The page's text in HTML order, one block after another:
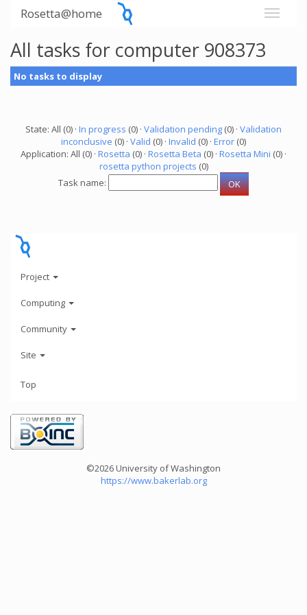
Rosetta@home
All tasks for computer 908373
No tasks to display
State: All (0) · In progress (0) · Validation pending (0) · Validation
inconclusive (0) · Valid (0) · Invalid (0) · Error (0)
Application: All (0) · Rosetta (0) · Rosetta Beta (0) · Rosetta Mini (0) ·
rosetta python projects (0)
Task name:
Project
Computing
Community
Site
Top
©2026 University of Washington
https://www.bakerlab.org